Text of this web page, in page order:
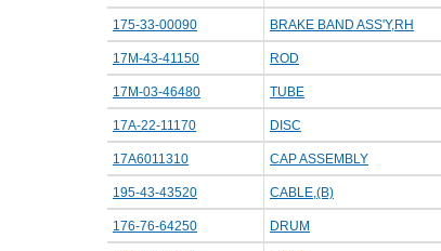
175-33-00090 BRAKE BAND ASS'Y,RH
17M-43-41150 ROD
17M-03-46480 TUBE
17A-22-11170 DISC
17A6011310 CAP ASSEMBLY
195-43-43520 CABLE,(B)
176-76-64250 DRUM